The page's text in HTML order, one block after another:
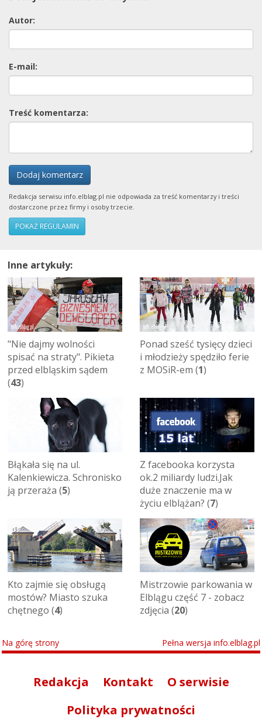
Autor:
E-mail:
Treść komentarza:
Dodaj komentarz
Redakcja serwisu info.elblag.pl nie odpowiada za treść komentarzy i treści
dostarczone przez firmy i osoby trzecie.
POKAŻ REGULAMIN
Inne artykuły:
"Nie dajmy wolności
spisać na straty". Pikieta
przed elbląskim sądem
(43)
Ponad sześć tysięcy dzieci
i młodzieży spędziło ferie
z MOSiR-em (1)
Błąkała się na ul.
Kalenkiewicza. Schronisko
ją przeraża (5)
Z facebooka korzysta
ok.2 miliardy ludzi.Jak
duże znaczenie ma w
życiu elblążan? (7)
Kto zajmie się obsługą
mostów? Miasto szuka
chętnego (4)
Mistrzowie parkowania w
Elblągu część 7 - zobacz
zdjęcia (20)
Na górę strony Pełna wersja info.elblag.pl
Redakcja Kontakt
O serwisie
Polityka prywatności